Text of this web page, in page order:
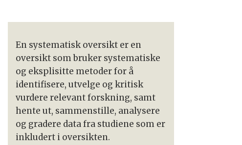
En systematisk oversikt er en
oversikt som bruker systematiske
og eksplisitte metoder for å
identifisere, utvelge og kritisk
vurdere relevant forskning, samt
hente ut, sammenstille, analysere
og gradere data fra studiene som er
inkludert i oversikten.